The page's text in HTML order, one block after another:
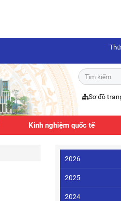
Sơ đồ
Kinh nghiệm quốc tế
2026
2025
2024